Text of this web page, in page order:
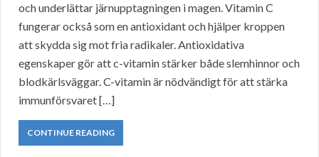
och underlättar järnupptagningen i magen. Vitamin C
fungerar också som en antioxidant och hjälper kroppen
att skydda sig mot fria radikaler. Antioxidativa
egenskaper gör att c-vitamin stärker både slemhinnor och
blodkärlsväggar. C-vitamin är nödvändigt för att stärka
immunförsvaret […]
CONTINUE READING